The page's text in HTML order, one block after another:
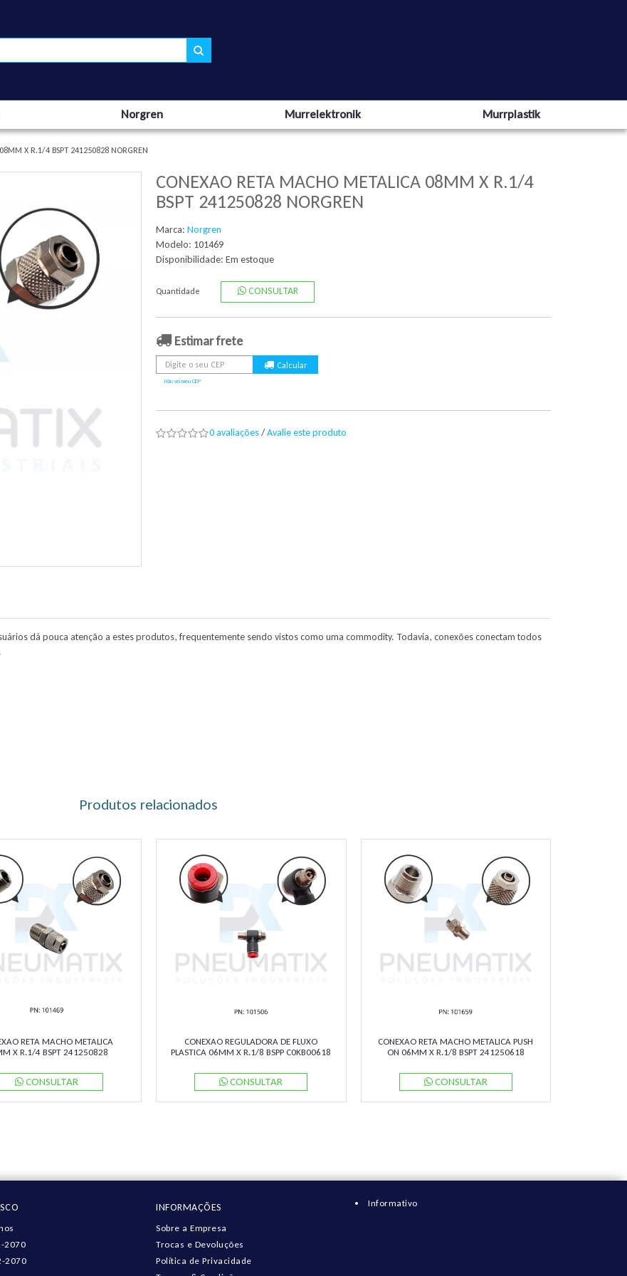
Norgren Murrelektronik Murrplastik
X R.1/4 BSPT 241250828 NORGREN
CONEXAO RETA MACHO METALICA 08MM X R.1/4
BSPT 241250828 NORGREN
Marca: Norgren
Modelo: 101469
Disponibilidade: Em estoque
Quantidade CONSULTAR
Estimar frete
Não sei meu CEP
0 avaliações/Avalie este produto
dá pouca atenção a estes produtos, frequentemente sendo vistos como uma commodity. Todavia, conexões conectam todos
Produtos relacionados
RETA MACHO METALICA
X R.1/4 BSPT 241250828
CONSULTAR
CONEXAO REGULADORA DE FLUXO
PLASTICA 06MM X R.1/8 BSPP C0KB00618
CONSULTAR
CONEXAO RETA MACHO METALICA PUSH
ON 06MM X R.1/8 BSPT 241250618
CONSULTAR
2070
2070
INFORMAÇÕES
Sobre a Empresa
Trocas e Devoluções
Política de Privacidade
Informativo